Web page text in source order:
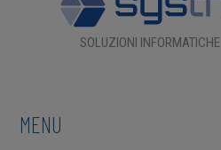
SOLUZIONI INFORMATICHE
MENU